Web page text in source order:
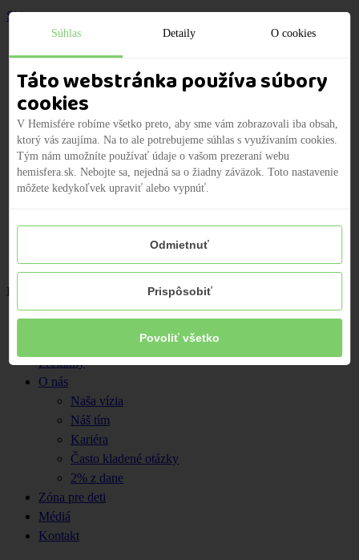
Skip to content
Produkty
O nás
Naša vízia
Náš tím
Kariéra
Často kladené otázky
Kontakt
Po - Pia | 09:00 - 18:00 +421 2/2100 9920
Produkty
O nás
Naša vízia
Náš tím
Kariéra
Často kladené otázky
2% z dane
Zóna pre deti
Médiá
Kontakt
Súhlas Detaily O cookies
Táto webstránka používa súbory
cookies
V Hemisfére robíme všetko preto, aby sme vám zobrazovali iba obsah,
ktorý vás zaujíma. Na to ale potrebujeme súhlas s využívaním cookies.
Tým nám umožníte používať údaje o vašom prezeraní webu
hemisfera.sk. Nebojte sa, nejedná sa o žiadny záväzok. Toto nastavenie
môžete kedykoľvek upraviť alebo vypnúť.
Odmietnuť
Prispôsobiť
Povoliť všetko